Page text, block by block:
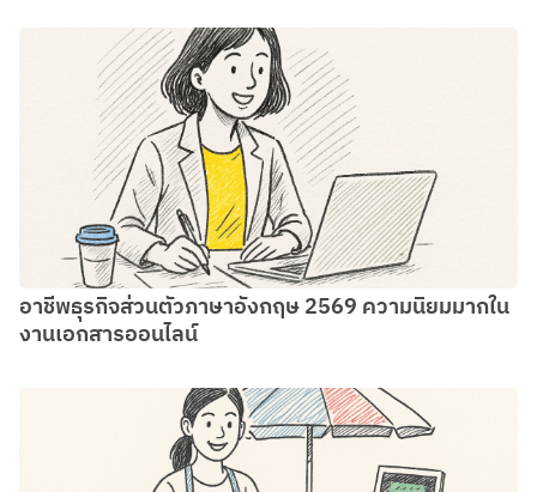
อาชีพธุรกิจส่วนตัวภาษาอังกฤษ 2569 ความนิยมมากใน
งานเอกสารออนไลน์